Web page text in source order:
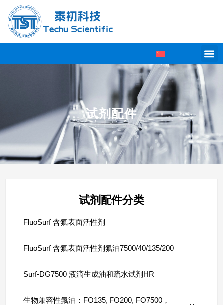
试剂配件
试剂配件分类
FluoSurf 含氟表面活性剂
FluoSurf 含氟表面活性剂氟油7500/40/135/200
Surf-DG7500 液滴生成油和疏水试剂HR
生物兼容性氟油：FO135, FO200, FO7500，